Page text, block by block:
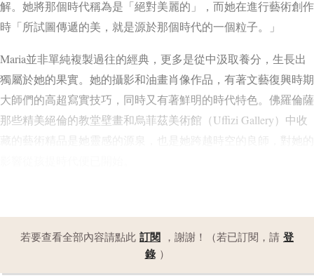
解。她將那個時代稱為是「絕對美麗的」，而她在進行藝術創作
時「所試圖傳遞的美，就是源於那個時代的一個粒子。」
Maria並非單純複製過往的經典，更多是從中汲取養分，生長出
獨屬於她的果實。她的攝影和油畫肖像作品，有著文藝復興時期
大師們的高超寫實技巧，同時又有著鮮明的時代特色。佛羅倫薩
那些精美絕倫的教堂壁畫和烏菲茲美術館（Uffizi Gallery）中收
藏的藝術精品是她靈感的源泉，也是她跨越時空的良師，對她的
若要查看全部內容請點此 訂閱 ，謝謝！（若已訂閱，請 登
錄 ）